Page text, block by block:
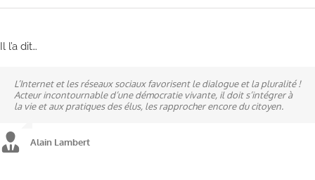
Il l’a dit…
L’Internet et les réseaux sociaux favorisent le dialogue et la pluralité !
Acteur incontournable d’une démocratie vivante, il doit s’intégrer à
la vie et aux pratiques des élus, les rapprocher encore du citoyen.
Alain Lambert
Ne pas subir, mais construire son destin, telle est la philosophie qui
n’a cessé de mobiliser la ville d’Alençon, son agglomération et ses
élus.
Alain Lambert
A mes yeux, la politique est synonyme de service : un sénateur doit
être au service des élus et des communes comme un maire sait si bien
l’être au service des habitants.
Alain Lambert